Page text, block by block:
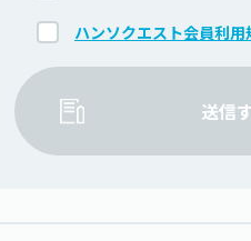
ハンソクエスト会員利用
送信